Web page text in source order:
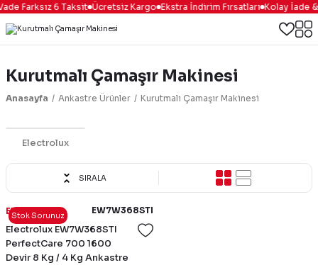
Farksız 6 Taksit Ücretsiz Kargo Ekstra İndirim Fırsatları Kolay İade
Kurutmalı Çamaşır Makinesi
Anasayfa Ankastre Ürünler Kurutmalı Çamaşır Makinesi
Electrolux
SIRALA
Stok Sorunuz
Electrolux EW7W368STI
Electrolux EW7W368STI
PerfectCare 700 1600
Devir 8 Kg / 4 Kg Ankastre